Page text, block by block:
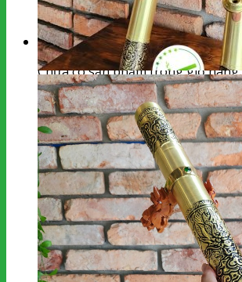
kiếm:
Giỏ hàng
Chưa có sản phẩm trong giỏ hàng.